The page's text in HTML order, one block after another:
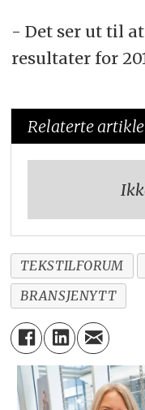
- Det ser ut til
resultater for
Relaterte
TEKSTILFORUM
BRANSJENYTT